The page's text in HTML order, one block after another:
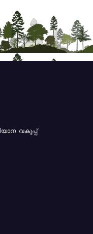
വകുപ്പ്